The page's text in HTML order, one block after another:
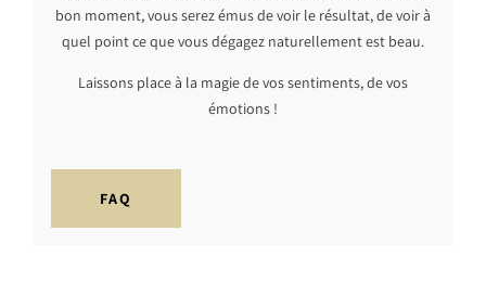
bon moment, vous serez émus de voir le résultat, de voir à
quel point ce que vous dégagez naturellement est beau.
Laissons place à la magie de vos sentiments, de vos
émotions !
FAQ